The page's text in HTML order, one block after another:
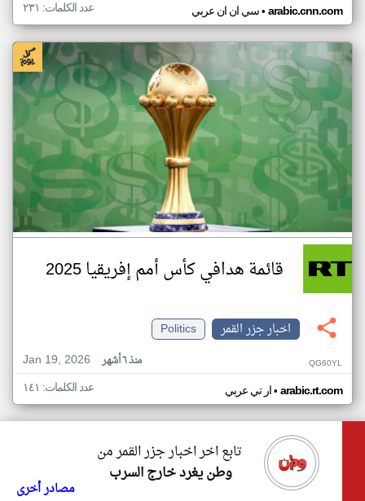
سي ان ان عربي• arabic.cnn.com عدد الكلمات: ٢٣١
قائمة هدافي كأس أمم إفريقيا 2025
اخبار جزر القمر
Politics
Jan 19, 2026
منذ ٦ أشهر QG60YL
ار تي عربي• arabic.rt.com عدد الكلمات: ١٤١
تابع اخر اخبار جزر القمر من
وطن يغرد خارج السرب
مصادر أخرى